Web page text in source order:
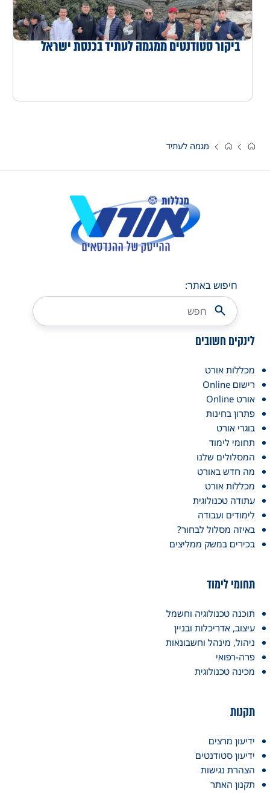
ביקור סטודנטים ממגמה לעתיד בכנסת ישראל
מגמה לעתיד
חיפוש באתר:
לינקים חשובים
מכללות אורט
רישום Online
אורט Online
פתרון בחינות
בוגרי אורט
תחומי לימוד
המסלולים שלנו
מה חדש באורט
מכללות אורט
עתודה טכנולוגית
לימודים ועבודה
באיזה מסלול לבחור?
בכירים במשק ממליצים
תחומי לימוד
תוכנה טכנולוגיה וחשמל
עיצוב, אדריכלות ובניין
ניהול, מינהל וחשבונאות
פרה-רפואי
מכינה טכנולוגית
תקנות
ידיעון מרצים
ידיעון סטודנטים
הצהרת נגישות
תקנון האתר